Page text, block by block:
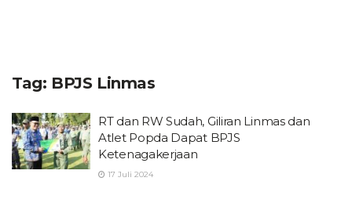
Tag: BPJS Linmas
RT dan RW Sudah, Giliran Linmas dan
Atlet Popda Dapat BPJS
Ketenagakerjaan
17 Juli 2024